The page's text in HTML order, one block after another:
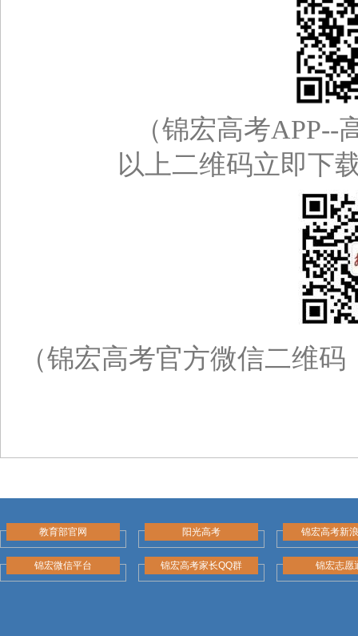
（锦宏高考APP--高
以上二维码立即下
（锦宏高考官方微信二维码
教育部官网 阳光高考 锦宏高考新
锦宏微信平台 锦宏高考家长QQ群 锦宏志愿